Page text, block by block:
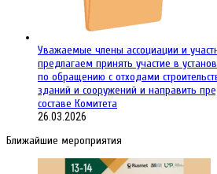
Уважаемые члены ассоциации и
предлагаем принять участие в
по обращению с отходами
зданий и сооружений и направить
составе Комитета
26.03.2026
Ближайшие мероприятия